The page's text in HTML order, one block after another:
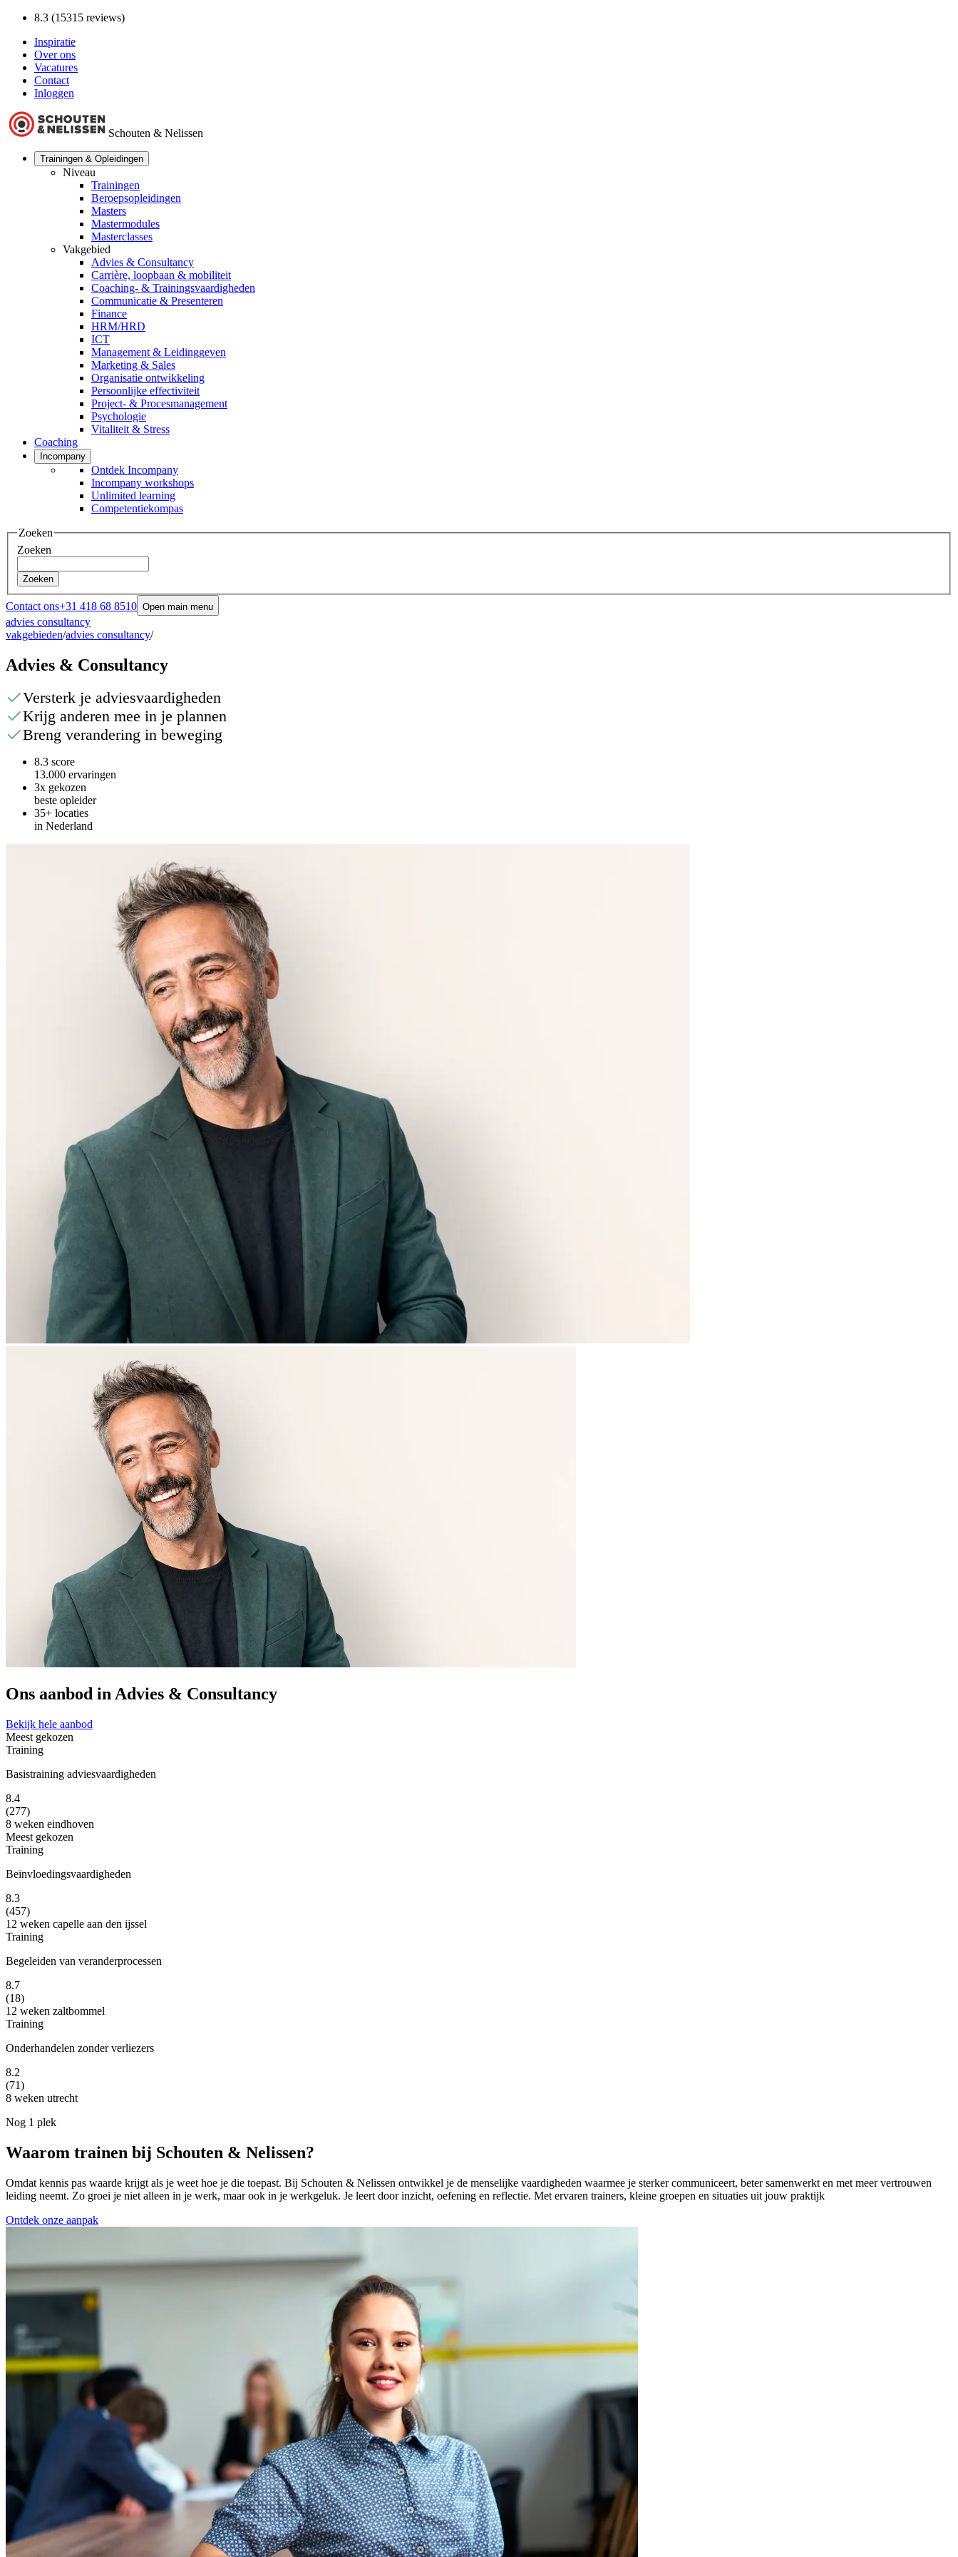
8.3 (15315 reviews)
Inspiratie
Over ons
Vacatures
Contact
Inloggen
Schouten & Nelissen
Trainingen & Opleidingen
Niveau
Trainingen
Beroepsopleidingen
Masters
Mastermodules
Masterclasses
Vakgebied
Advies & Consultancy
Carrière, loopbaan & mobiliteit
Coaching- & Trainingsvaardigheden
Communicatie & Presenteren
Finance
HRM/HRD
ICT
Management & Leidinggeven
Marketing & Sales
Organisatie ontwikkeling
Persoonlijke effectiviteit
Project- & Procesmanagement
Psychologie
Vitaliteit & Stress
Coaching
Incompany
Ontdek Incompany
Incompany workshops
Unlimited learning
Competentiekompas
Zoeken
Zoeken
Zoeken
Contact ons+31 418 68 8510 Open main menu
advies consultancy
vakgebieden/advies consultancy/
Advies & Consultancy
Versterk je adviesvaardigheden
Krijg anderen mee in je plannen
Breng verandering in beweging
8.3 score
13.000 ervaringen
3x gekozen
beste opleider
35+ locaties
in Nederland
Ons aanbod in Advies & Consultancy
Bekijk hele aanbod
Meest gekozen
Training
Basistraining adviesvaardigheden
8.4
(277)
8 weken eindhoven
Meest gekozen
Training
Beïnvloedingsvaardigheden
8.3
(457)
12 weken capelle aan den ijssel
Training
Begeleiden van veranderprocessen
8.7
(18)
12 weken zaltbommel
Training
Onderhandelen zonder verliezers
8.2
(71)
8 weken utrecht
Nog 1 plek
Waarom trainen bij Schouten & Nelissen?
Omdat kennis pas waarde krijgt als je weet hoe je die toepast. Bij Schouten & Nelissen ontwikkel je de menselijke vaardigheden waarmee je sterker communiceert, beter samenwerkt en met meer vertrouwen
leiding neemt. Zo groei je niet alleen in je werk, maar ook in je werkgeluk. Je leert door inzicht, oefening en reflectie. Met ervaren trainers, kleine groepen en situaties uit jouw praktijk
Ontdek onze aanpak